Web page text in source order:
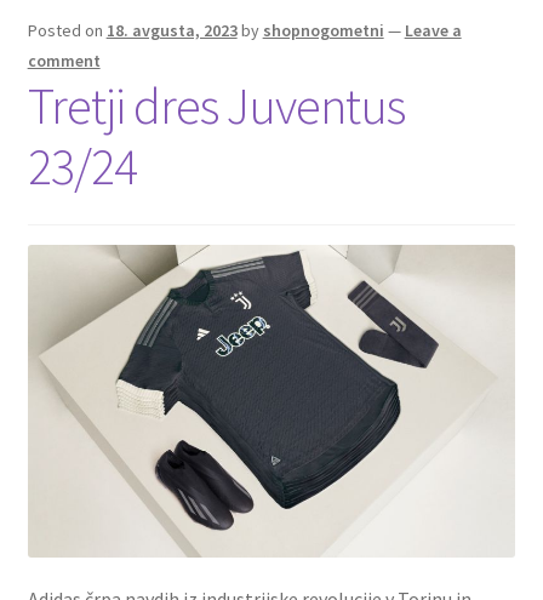
Posted on 18. avgusta, 2023by shopnogometni — Leave a
comment
Tretji dres Juventus
23/24